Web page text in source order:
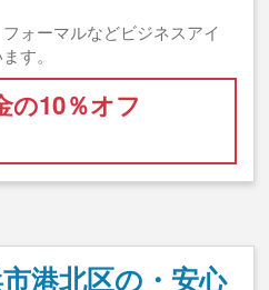
ォーマルなどビジネスアイ
す。
の10％オフ
港北区の・安心